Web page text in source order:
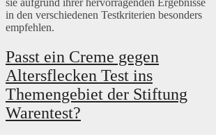
sie aufgrund ihrer hervorragenden Ergebnisse
in den verschiedenen Testkriterien besonders
empfehlen.
Passt ein Creme gegen
Altersflecken Test ins
Themengebiet der Stiftung
Warentest?